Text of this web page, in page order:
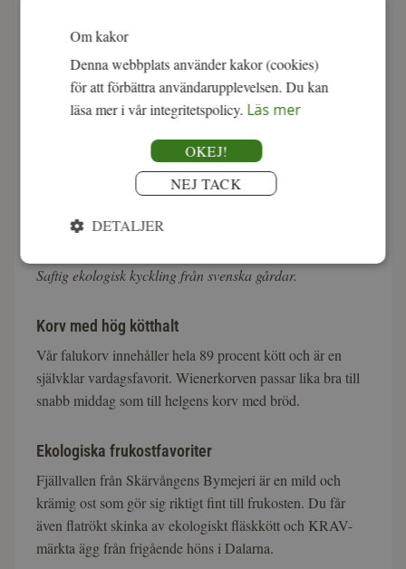
och kycklingklubbor för en varierad veckomeny.
Saftig ekologisk kyckling från svenska gårdar.
Korv med hög kötthalt
Vår falukorv innehåller hela 89 procent kött och är en
självklar vardagsfavorit. Wienerkorven passar lika bra till
snabb middag som till helgens korv med bröd.
Ekologiska frukostfavoriter
Fjällvallen från Skärvångens Bymejeri är en mild och
krämig ost som gör sig riktigt fint till frukosten. Du får
även flatrökt skinka av ekologiskt fläskkött och KRAV-
märkta ägg från frigående höns i Dalarna.
Om kakor
Denna webbplats använder kakor (cookies)
för att förbättra användarupplevelsen. Du kan
läsa mer i vår integritetspolicy. Läs mer
OKEJ!
NEJ TACK
DETALJER